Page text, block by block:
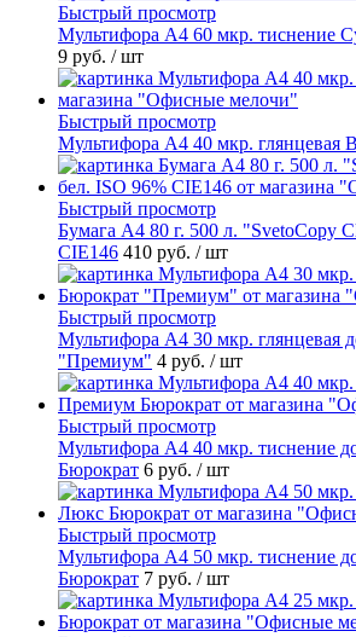
Быстрый просмотр
Мультифора А4 60 мкр. тиснение
9 руб. / шт
Быстрый просмотр
Мультифора А4 40 мкр. глянцевая
Быстрый просмотр
Бумага А4 80 г. 500 л. "SvetoCopy
CIE146 410 руб. / шт
Быстрый просмотр
Мультифора А4 30 мкр. глянцевая
"Премиум" 4 руб. / шт
Быстрый просмотр
Мультифора А4 40 мкр. тиснение
Бюрократ 6 руб. / шт
Быстрый просмотр
Мультифора А4 50 мкр. тиснение
Бюрократ 7 руб. / шт